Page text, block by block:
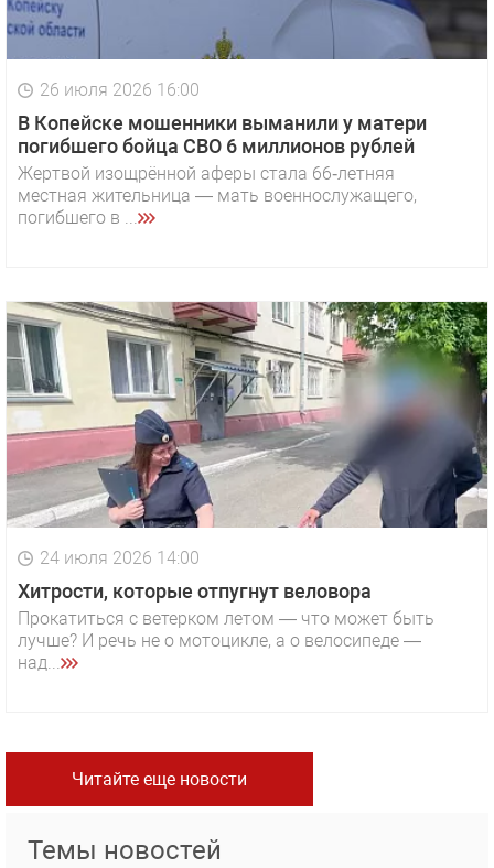
26 июля 2026 16:00
В Копейске мошенники выманили у матери
погибшего бойца СВО 6 миллионов рублей
Жертвой изощрённой аферы стала 66‑летняя
местная жительница — мать военнослужащего,
погибшего в ...
24 июля 2026 14:00
Хитрости, которые отпугнут веловора
Прокатиться с ветерком летом — что может быть
лучше? И речь не о мотоцикле, а о велосипеде —
над...
Читайте еще новости
Темы новостей